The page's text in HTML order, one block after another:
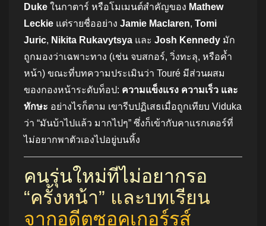
Duke ในกาตาร์ หรือโมเมนต์สำคัญของ Mathew
Leckie แต่รายชื่ออย่าง Jamie Maclaren, Tomi
Juric, Nikita Rukavytsya และ Josh Kennedy มัก
ถูกมองว่าเฉพาะทาง (เช่น จบสกอร์, วิ่งทะลุ, หรือค้ำ
หน้า) ขณะที่บทความประเมินว่า Touré มีส่วนผสม
ของกองหน้าระดับท็อป: ความแข็งแรง ความเร็ว และ
ทักษะ อย่างไรก็ตาม เขารีบปฏิเสธเมื่อถูกเทียบ Viduka
ว่า “มันบ้าไปแล้ว มากไปๆ” ซึ่งก็เข้ากับคาแรกเตอร์ที่
ไม่อยากพาตัวเองไปอยู่บนหิ้ง
คนรุ่นใหม่ที่ไม่อยากรอ
“ครั้งหน้า” และบทเรียน
จากอดีตซอคเกอร์รูส์